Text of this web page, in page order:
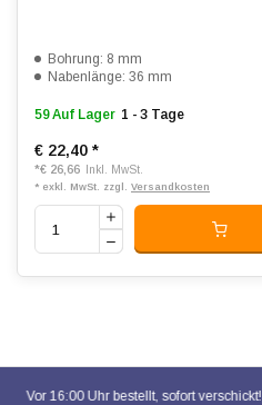
Bohrung: 8 mm
Nabenlänge: 36 mm
59 Auf Lager 1 - 3 Tage
€ 22,40 *
*€ 26,66 Inkl. MwSt.
* exkl. MwSt. zzgl. Versandkosten
Vor 16:00 Uhr bestellt, sofort verschickt!